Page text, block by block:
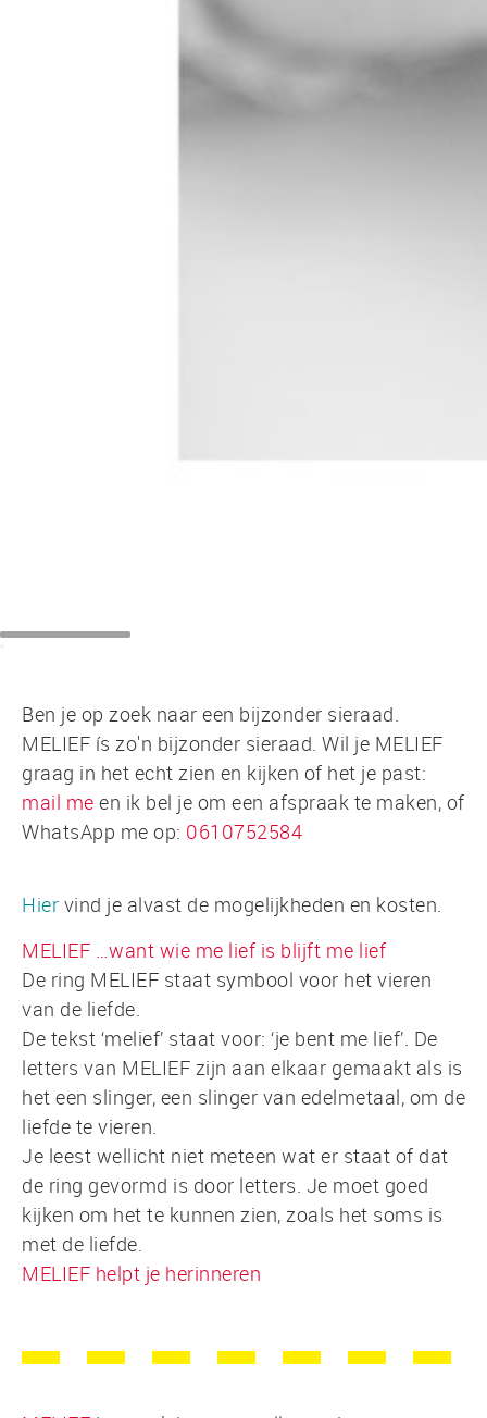
Ben je op zoek naar een bijzonder sieraad.
MELIEF ís zo'n bijzonder sieraad. Wil je MELIEF
graag in het echt zien en kijken of het je past:
mail me en ik bel je om een afspraak te maken, of
WhatsApp me op: 0610752584
Hier vind je alvast de mogelijkheden en kosten.
MELIEF …want wie me lief is blijft me lief
De ring MELIEF staat symbool voor het vieren
van de liefde.
De tekst ‘melief’ staat voor: ‘je bent me lief’. De
letters van MELIEF zijn aan elkaar gemaakt als is
het een slinger, een slinger van edelmetaal, om de
liefde te vieren.
Je leest wellicht niet meteen wat er staat of dat
de ring gevormd is door letters. Je moet goed
kijken om het te kunnen zien, zoals het soms is
met de liefde.
MELIEF helpt je herinneren